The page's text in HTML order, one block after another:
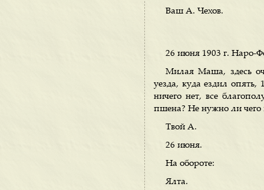
Ваш А. Чехов.
26 июня 1903 г. Наро-
Милая Маша, здесь
уезда, куда ездил
ничего нет, все
пшена? Не нужно ли чего
Твой А.
26 июня.
На обороте:
Ялта.